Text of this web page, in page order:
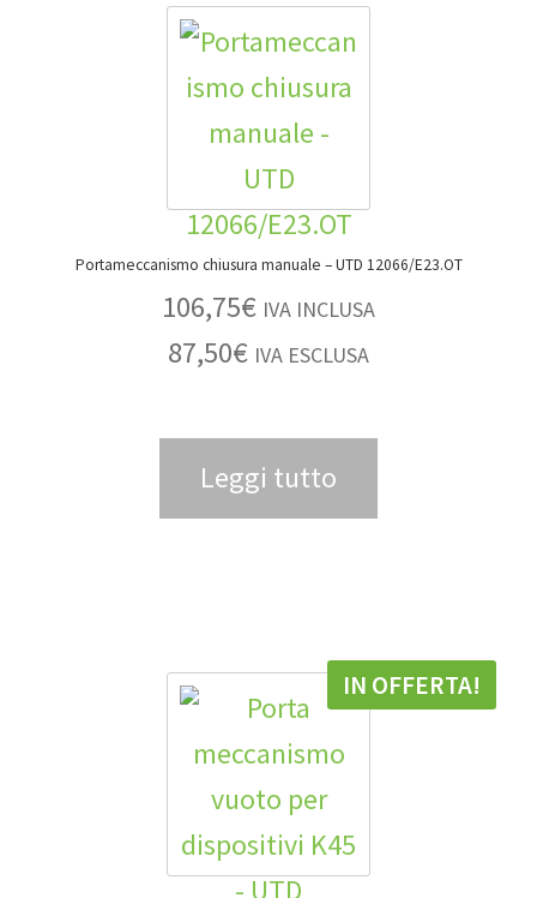
Portameccanismo chiusura manuale – UTD 12066/E23.OT
106,75€ IVA INCLUSA
87,50€ IVA ESCLUSA
Leggi tutto
IN OFFERTA!